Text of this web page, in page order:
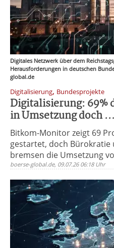
Digitales Netzwerk über dem
Herausforderungen in deutschen
global.de
Digitalisierung, Bundesprojekte
Digitalisierung: 69%
in Umsetzung doch ...
Bitkom-Monitor zeigt 69
gestartet, doch Bürokratie
bremsen die Umsetzung
boerse-global.de, 09.07.26 06:18 Uhr